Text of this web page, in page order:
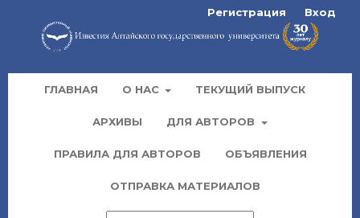
ГЛАВНАЯ О НАС ТЕКУЩИЙ ВЫПУСК
АРХИВЫ ДЛЯ АВТОРОВ
ПРАВИЛА ДЛЯ АВТОРОВ ОБЪЯВЛЕНИЯ
ОТПРАВКА МАТЕРИАЛОВ
Регистрация Вход